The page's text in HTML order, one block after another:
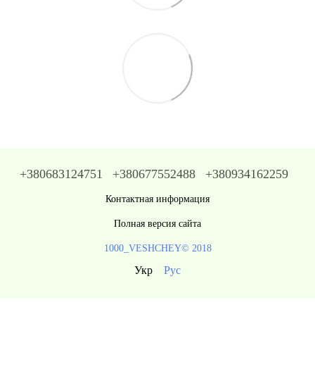
+380683124751 +380677552488 +380934162259
Контактная информация
Полная версия сайта
1000_VESHCHEY© 2018
Укр Рус